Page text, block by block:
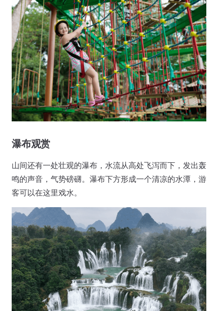
瀑布观赏
山间还有一处壮观的瀑布，水流从高处飞泻而下，发出轰
鸣的声音，气势磅礴。瀑布下方形成一个清凉的水潭，游
客可以在这里戏水。